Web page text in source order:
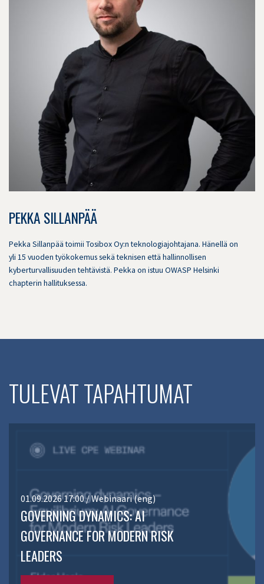
PEKKA SILLANPÄÄ
Pekka Sillanpää toimii Tosibox Oy:n teknologiajohtajana. Hänellä on
yli 15 vuoden työkokemus sekä teknisen että hallinnollisen
kyberturvallisuuden tehtävistä. Pekka on istuu OWASP Helsinki
chapterin hallituksessa.
TULEVAT TAPAHTUMAT
01.09.2026 17:00 / Webinaari (eng)
GOVERNING DYNAMICS: AI
GOVERNANCE FOR MODERN RISK
LEADERS